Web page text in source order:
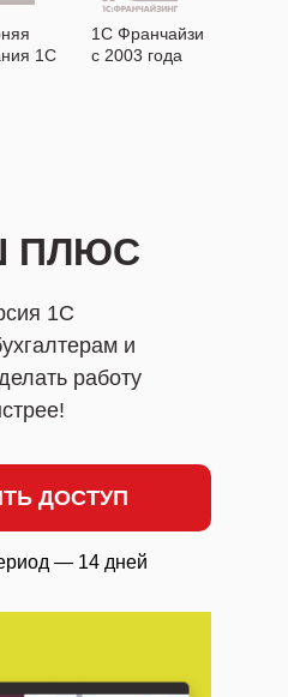
1С Франчайзи
с 2003 года
1С
ПЛЮС
ДОСТУП
— 14 дней
1С
и
работу